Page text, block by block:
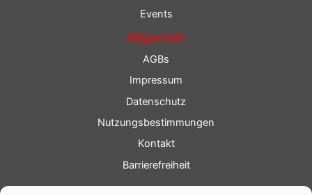
Events
Allgemein
AGBs
Impressum
Datenschutz
Nutzungsbestimmungen
Kontakt
Barrierefreiheit